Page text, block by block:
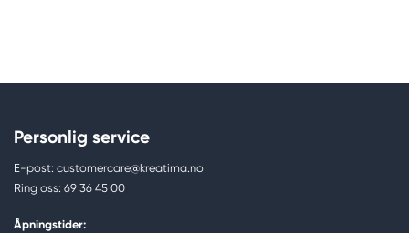
Personlig service
E-post: customercare@kreatima.no
Ring oss: 69 36 45 00
Åpningstider: